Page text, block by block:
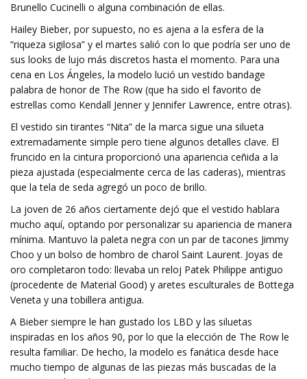
Brunello Cucinelli o alguna combinación de ellas.
Hailey Bieber, por supuesto, no es ajena a la esfera de la
“riqueza sigilosa” y el martes salió con lo que podría ser uno de
sus looks de lujo más discretos hasta el momento. Para una
cena en Los Ángeles, la modelo lució un vestido bandage
palabra de honor de The Row (que ha sido el favorito de
estrellas como Kendall Jenner y Jennifer Lawrence, entre otras).
El vestido sin tirantes “Nita” de la marca sigue una silueta
extremadamente simple pero tiene algunos detalles clave. El
fruncido en la cintura proporcionó una apariencia ceñida a la
pieza ajustada (especialmente cerca de las caderas), mientras
que la tela de seda agregó un poco de brillo.
La joven de 26 años ciertamente dejó que el vestido hablara
mucho aquí, optando por personalizar su apariencia de manera
mínima. Mantuvo la paleta negra con un par de tacones Jimmy
Choo y un bolso de hombro de charol Saint Laurent. Joyas de
oro completaron todo: llevaba un reloj Patek Philippe antiguo
(procedente de Material Good) y aretes esculturales de Bottega
Veneta y una tobillera antigua.
A Bieber siempre le han gustado los LBD y las siluetas
inspiradas en los años 90, por lo que la elección de The Row le
resulta familiar. De hecho, la modelo es fanática desde hace
mucho tiempo de algunas de las piezas más buscadas de la